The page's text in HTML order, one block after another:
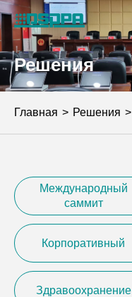
Решения
Главная Решения
Международный
саммит
Корпоративный
Здравоохранение